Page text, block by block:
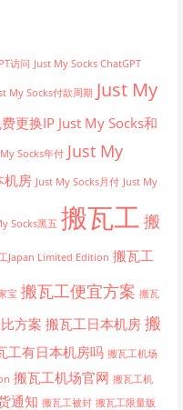
访问 Just My Socks ChatGPT
My Socks付款周期 Just My
更换IP Just My Socks和
Socks年付 Just My
机房 Just My Socks月付 Just My
Socks黑五 搬瓦工 搬
Japan Limited Edition 搬瓦工
宝 搬瓦工便宜方案 搬瓦
方案 搬瓦工日本机房 搬
工有日本机房吗 搬瓦工机场
搬瓦工机场官网 搬瓦工机
通知 搬瓦工被封 搬瓦工限量版